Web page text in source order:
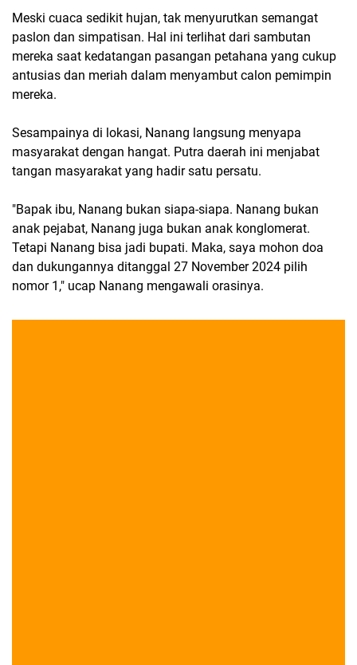
Meski cuaca sedikit hujan, tak menyurutkan semangat
paslon dan simpatisan. Hal ini terlihat dari sambutan
mereka saat kedatangan pasangan petahana yang cukup
antusias dan meriah dalam menyambut calon pemimpin
mereka.
Sesampainya di lokasi, Nanang langsung menyapa
masyarakat dengan hangat. Putra daerah ini menjabat
tangan masyarakat yang hadir satu persatu.
"Bapak ibu, Nanang bukan siapa-siapa. Nanang bukan
anak pejabat, Nanang juga bukan anak konglomerat.
Tetapi Nanang bisa jadi bupati. Maka, saya mohon doa
dan dukungannya ditanggal 27 November 2024 pilih
nomor 1," ucap Nanang mengawali orasinya.